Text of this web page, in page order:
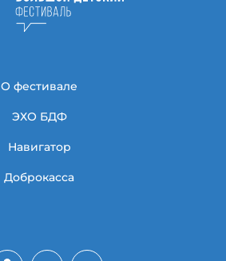
О фестивале
ЭХО БДФ
Навигатор
Доброкасса